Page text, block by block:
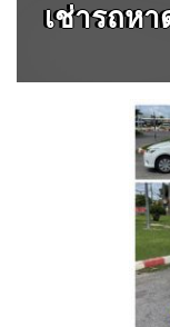
เช่ารถห